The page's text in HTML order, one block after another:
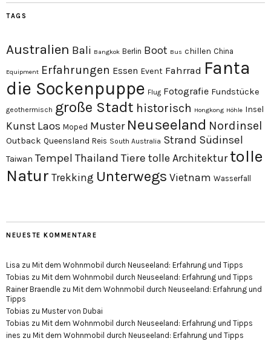
TAGS
Australien Bali Bangkok Berlin Boot Bus chillen China
Equipment Erfahrungen Essen Event Fahrrad Fanta
die Sockenpuppe Flug Fotografie Fundstücke
geothermisch große Stadt historisch Hongkong Höhle Insel
Kunst Laos Moped Muster Neuseeland Nordinsel
Outback Queensland Reis South Australia Strand Südinsel
Taiwan Tempel Thailand Tiere tolle Architektur tolle
Natur Trekking Unterwegs Vietnam Wasserfall
NEUESTE KOMMENTARE
Lisa zu Mit dem Wohnmobil durch Neuseeland: Erfahrung und Tipps
Tobias zu Mit dem Wohnmobil durch Neuseeland: Erfahrung und Tipps
Rainer Braendle zu Mit dem Wohnmobil durch Neuseeland: Erfahrung und
Tipps
Tobias zu Muster von Dubai
Tobias zu Mit dem Wohnmobil durch Neuseeland: Erfahrung und Tipps
ines zu Mit dem Wohnmobil durch Neuseeland: Erfahrung und Tipps